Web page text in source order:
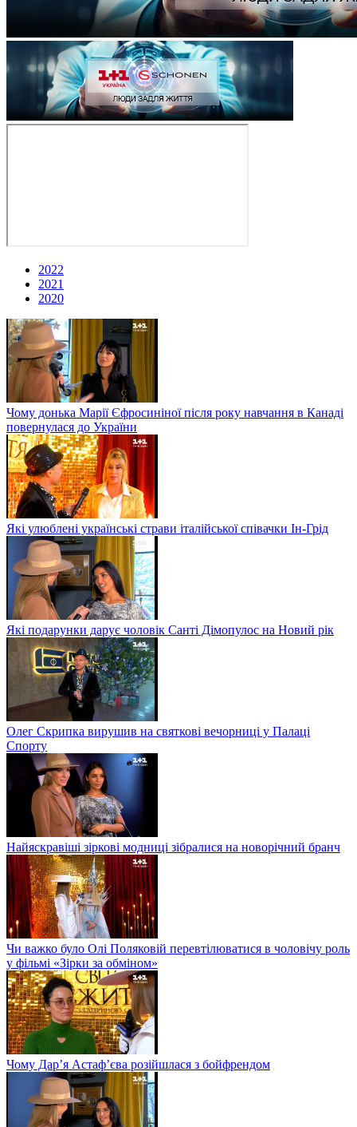
2022
2021
2020
Чому донька Марії Єфросиніної після року навчання в Канаді
повернулася до України
Які улюблені українські страви італійської співачки Ін-Грід
Які подарунки дарує чоловік Санті Дімопулос на Новий рік
Олег Скрипка вирушив на святкові вечорниці у Палаці
Спорту
Найяскравіші зіркові модниці зібралися на новорічний бранч
Чи важко було Олі Поляковій перевтілюватися в чоловічу роль
у фільмі «Зірки за обміном»
Чому Дар’я Астаф’єва розійшлася з бойфрендом